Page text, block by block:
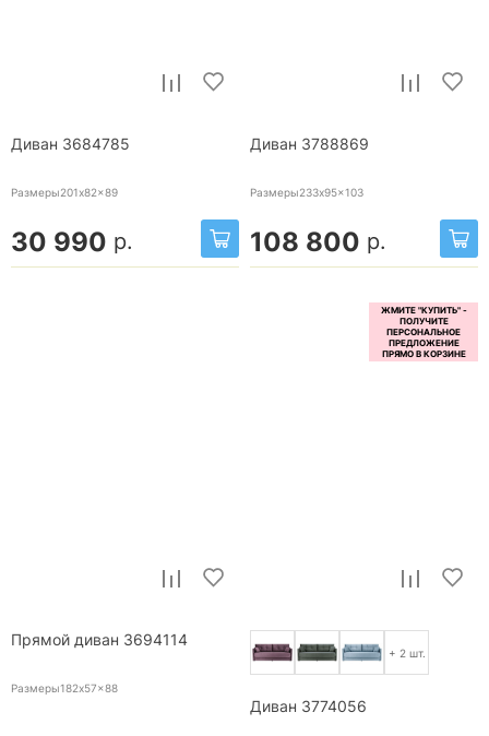
Диван 3684785
Размеры201x82x89
30 990 р.
Диван 3788869
Размеры233x95x103
108 800 р.
Прямой диван 3694114
Размеры182x57x88
+ 2 шт.
Диван 3774056